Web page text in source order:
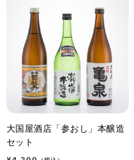
大国屋酒店「参おし」本醸造
セット